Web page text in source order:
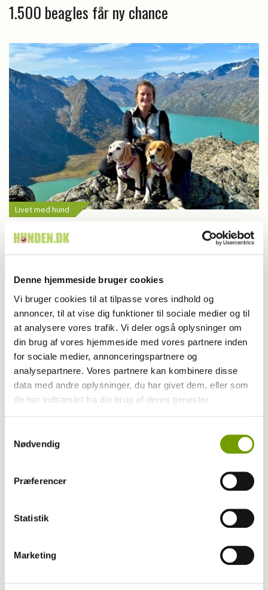
Denne hjemmeside bruger cookies
Vi bruger cookies til at tilpasse vores indhold og
annoncer, til at vise dig funktioner til sociale medier og til
at analysere vores trafik. Vi deler også oplysninger om
din brug af vores hjemmeside med vores partnere inden
for sociale medier, annonceringspartnere og
analysepartnere. Vores partnere kan kombinere disse
data med andre oplysninger, du har givet dem, eller som
de har indsamlet fra din brug af deres tjenester.
Nødvendig
Præferencer
Statistik
Marketing
1.500 beagles får ny chance
Livet med hund
Helen og hundene udforsker Norges vilde
fjelde
Har du en nyhed eller god historie?
Kontakt Rinnie Mathilde Ilsøe van Oosterhout